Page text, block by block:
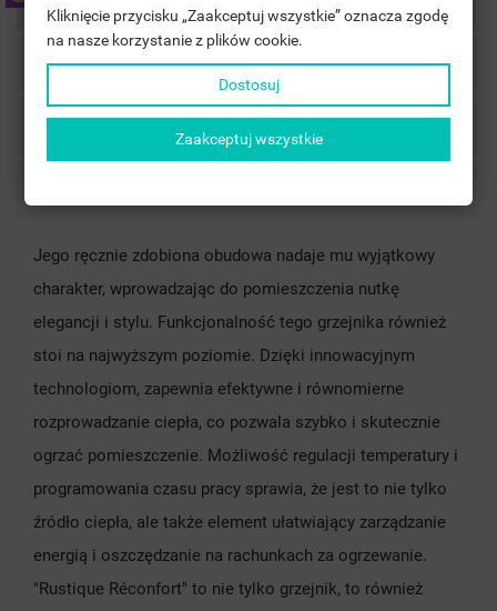
Product Details
Jego ręcznie zdobiona obudowa nadaje mu wyjątkowy
charakter, wprowadzając do pomieszczenia nutkę
elegancji i stylu. Funkcjonalność tego grzejnika również
stoi na najwyższym poziomie. Dzięki innowacyjnym
technologiom, zapewnia efektywne i równomierne
rozprowadzanie ciepła, co pozwala szybko i skutecznie
ogrzać pomieszczenie. Możliwość regulacji temperatury i
programowania czasu pracy sprawia, że jest to nie tylko
źródło ciepła, ale także element ułatwiający zarządzanie
energią i oszczędzanie na rachunkach za ogrzewanie.
"Rustique Réconfort" to nie tylko grzejnik, to również
((CANCELTEXT))
((CANCELTEXT)) ((LOGINTEXT))
Kliknięcie przycisku „Zaakceptuj wszystkie” oznacza zgodę
na nasze korzystanie z plików cookie.
Dostosuj
Zaakceptuj wszystkie